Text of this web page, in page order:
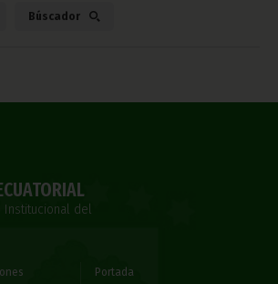
Búscador
Institucional del
Portada